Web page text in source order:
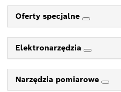
Oferty specjalne
Elektronarzędzia
Narzędzia pomiarowe